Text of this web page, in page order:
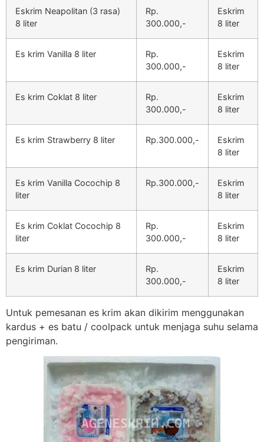
Eskrim Neapolitan (3 rasa)
8 liter
Rp.
300.000,-
Eskrim
8 liter
Es krim Vanilla 8 liter
Rp.
300.000,-
Eskrim
8 liter
Es krim Coklat 8 liter
Rp.
300.000,-
Eskrim
8 liter
Es krim Strawberry 8 liter Rp.300.000,-
Eskrim
8 liter
Es krim Vanilla Cocochip 8
liter
Rp.300.000,-
Eskrim
8 liter
Es krim Coklat Cocochip 8
liter
Rp.
300.000,-
Eskrim
8 liter
Es krim Durian 8 liter
Rp.
300.000,-
Eskrim
8 liter
Untuk pemesanan es krim akan dikirim menggunakan
kardus + es batu / coolpack untuk menjaga suhu selama
pengiriman.